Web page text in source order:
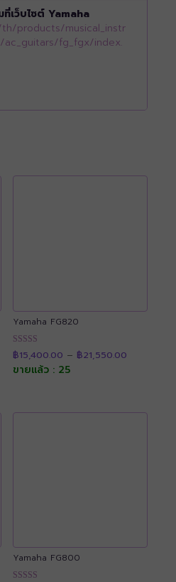
ที่เว็บไซต์ Yamaha
products/musical_instr
ac_guitars/fg_fgx/index.
Yamaha FG820
ให้คะแนน
4.89
ตั้งแต่ 1-5
฿15,400.00 – ฿21,550.00range:
ขายแล้ว : 25
Yamaha FG800